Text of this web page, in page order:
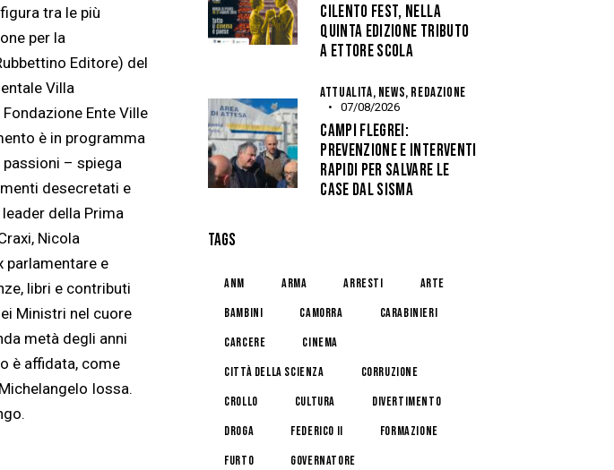
tra le più
per la
Editore) del
Villa
Ente Ville
è in programma
– spiega
desecretati e
della Prima
Nicola
parlamentare e
libri e contributi
Ministri nel cuore
metà degli anni
è affidata, come
Iossa.
CILENTO FEST, NELLA
QUINTA EDIZIONE TRIBUTO
A ETTORE SCOLA
ATTUALITÀ, NEWS, REDAZIONE
07/08/2026
CAMPI FLEGREI:
PREVENZIONE E INTERVENTI
RAPIDI PER SALVARE LE
CASE DAL SISMA
TAGS
anm arma arresti
arte
bambini
camorra
carabinieri
carcere
cinema
Città della Scienza
corruzione
crollo
cultura
divertimento
droga
federico II
formazione
furto
governatore